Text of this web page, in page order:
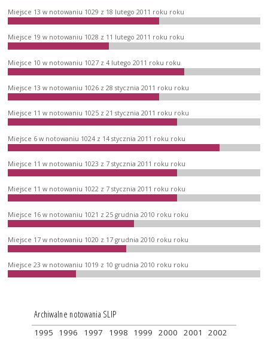
Miejsce 13 w notowaniu 1029 z 18 lutego 2011 roku roku
Miejsce 19 w notowaniu 1028 z 11 lutego 2011 roku roku
Miejsce 10 w notowaniu 1027 z 4 lutego 2011 roku roku
Miejsce 13 w notowaniu 1026 z 28 stycznia 2011 roku roku
Miejsce 11 w notowaniu 1025 z 21 stycznia 2011 roku roku
Miejsce 6 w notowaniu 1024 z 14 stycznia 2011 roku roku
Miejsce 11 w notowaniu 1023 z 7 stycznia 2011 roku roku
Miejsce 11 w notowaniu 1022 z 7 stycznia 2011 roku roku
Miejsce 16 w notowaniu 1021 z 25 grudnia 2010 roku roku
Miejsce 17 w notowaniu 1020 z 17 grudnia 2010 roku roku
Miejsce 23 w notowaniu 1019 z 10 grudnia 2010 roku roku
Archiwalne notowania SLIP
1995 1996 1997 1998 1999 2000 2001
2002